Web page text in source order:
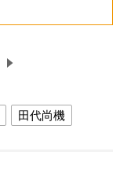
田代尚機